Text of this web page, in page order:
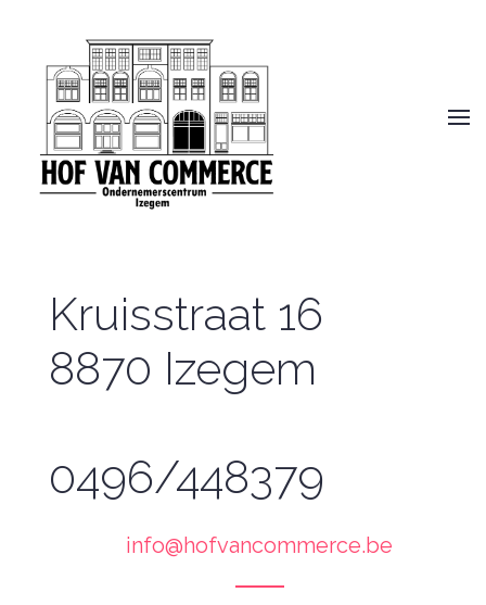
Kruisstraat 16
8870 Izegem
0496/448379
info@hofvancommerce.be